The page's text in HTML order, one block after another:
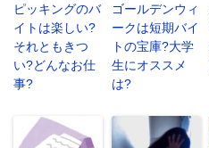
ピッキングのバ
イトは楽しい?
それともきつ
い?どんなお仕
事?
ゴールデンウィ
ークは短期バイ
トの宝庫?大学
生にオススメ
は?